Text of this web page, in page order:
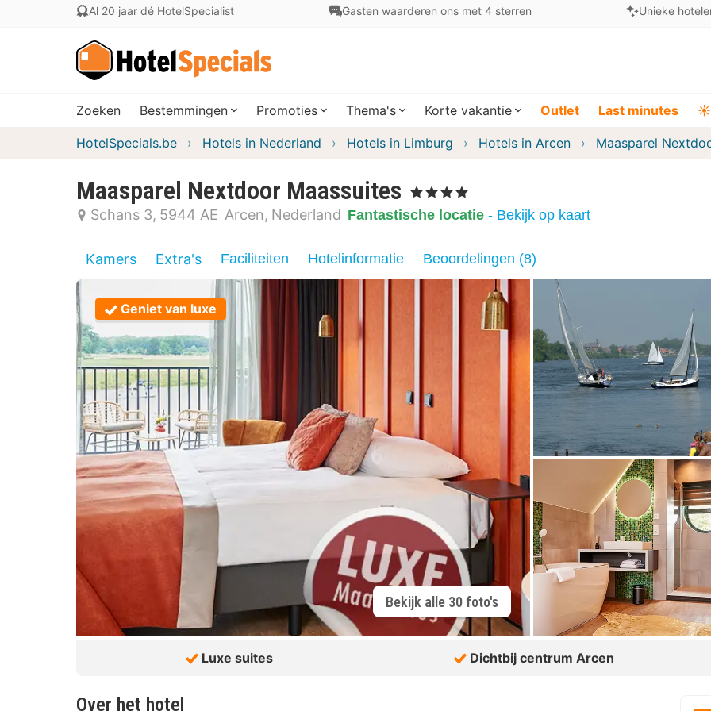
Al 20 jaar dé HotelSpecialist Gasten waarderen ons met 4 sterren Unieke
Zoeken Bestemmingen Promoties Thema's Korte vakantie Outlet Last minutes ☀️
HotelSpecials.be Hotels in Nederland Hotels in Limburg Hotels in Arcen Maasparel
Maasparel Nextdoor Maassuites , 4 Sterren
Schans 3 5944 AE Arcen Nederland Fantastische locatie - Bekijk op kaart
Kamers Extra's Faciliteiten Hotelinformatie Beoordelingen (8)
Geniet van luxe
Bekijk alle 30 foto's
Luxe suites Dichtbij centrum Arcen
Over het hotel